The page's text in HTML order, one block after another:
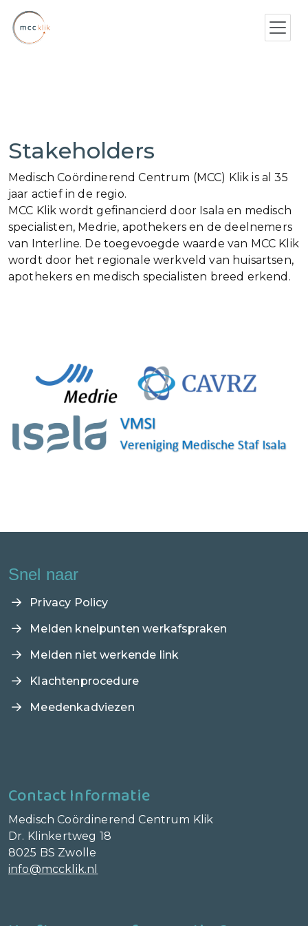
Stakeholders
Medisch Coördinerend Centrum (MCC) Klik is al 35
jaar actief in de regio.
MCC Klik wordt gefinancierd door Isala en medisch
specialisten, Medrie, apothekers en de deelnemers
van Interline. De toegevoegde waarde van MCC Klik
wordt door het regionale werkveld van huisartsen,
apothekers en medisch specialisten breed erkend.
Snel naar
Privacy Policy
Melden knelpunten werkafspraken
Melden niet werkende link
Klachtenprocedure
Meedenkadviezen
Contact Informatie
Medisch Coördinerend Centrum Klik
Dr. Klinkertweg 18
8025 BS Zwolle
info@mccklik.nl